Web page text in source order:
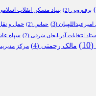
برف‌روبی (2) بنیاد مسکن انقلاب
(3) حماس (2) حمل و
ستاد انتخابات آذربایجان شرقی (2) سپاه
(10) مالک رحمتی (4) مرکز